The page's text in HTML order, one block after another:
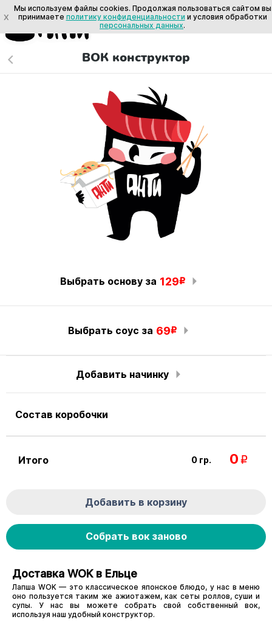
ВОК конструктор
Выбрать основу за 129R
Выбрать соус за 69R
Добавить начинку
Состав коробочки
Итого 0 гр. 0 R
Добавить в корзину
Собрать вок заново
Доставка WOK в Ельце
Лапша WOK — это классическое японское блюдо, у нас в меню
оно пользуется таким же ажиотажем, как сеты роллов, суши и
супы. У нас вы можете собрать свой собственный вок,
используя наш удобный конструктор.
X
Мы используем файлы cookies. Продолжая пользоваться сайтом вы
принимаете политику конфиденциальности и условия обработки
персональных данных.